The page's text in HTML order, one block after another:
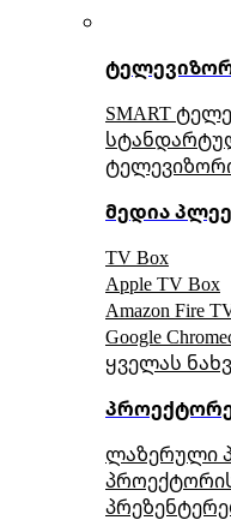
SMART
მედია
TV Box
Apple TV Box
Amazon Fire
Google
ყველას
ლაზერული